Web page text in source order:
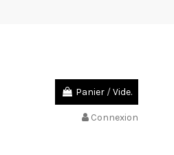
Panier /Vide.
Connexion